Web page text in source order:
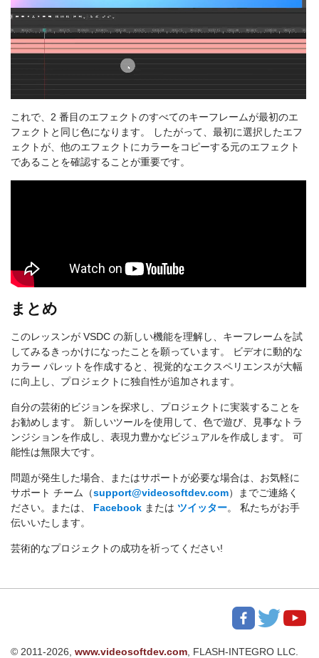
これで、2 番目のエフェクトのすべてのキーフレームが最初のエ
フェクトと同じ色になります。 したがって、最初に選択したエフ
ェクトが、他のエフェクトにカラーをコピーする元のエフェクト
であることを確認することが重要です。
まとめ
このレッスンが VSDC の新しい機能を理解し、キーフレームを試
してみるきっかけになったことを願っています。 ビデオに動的な
カラー パレットを作成すると、視覚的なエクスペリエンスが大幅
に向上し、プロジェクトに独自性が追加されます。
自分の芸術的ビジョンを探求し、プロジェクトに実装することを
お勧めします。 新しいツールを使用して、色で遊び、見事なトラ
ンジションを作成し、表現力豊かなビジュアルを作成します。 可
能性は無限大です。
問題が発生した場合、またはサポートが必要な場合は、お気軽に
サポート チーム（support@videosoftdev.com）までご連絡く
ださい。または、 Facebook または ツイッター。 私たちがお手
伝いいたします。
芸術的なプロジェクトの成功を祈ってください!
© 2011-2026, www.videosoftdev.com, FLASH-INTEGRO LLC.